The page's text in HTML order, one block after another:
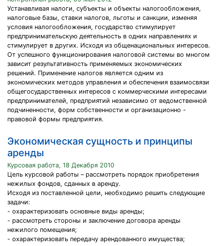
Устанавливая налоги, субъекты и объекты налогообложения,
налоговые базы, ставки налогов, льготы и санкции, изменяя
условия налогообложения, государство стимулирует
предпринимательскую деятельность в одних направлениях и
стимулирует в других. Исходя из общенациональных интересов.
От успешного функционирования налоговой системы во многом
зависит результативность применяемых экономических
решений. Применение налогов является одним из
экономических методов управления и обеспечения взаимосвязи
общегосударственных интересов с коммерческими интересами
предпринимателей, предприятий независимо от ведомственной
подчиненности, форм собственности и организационно -
правовой формы предприятия.
Экономическая сущность и принципы
аренды
Курсовая работа, 18 Декабря 2010
Цель курсовой работы – рассмотреть порядок приобретения
нежилых фондов, сданных в аренду.
Исходя из поставленной цели, необходимо решить следующие
задачи:
- охарактеризовать основные виды аренды;
- рассмотреть стороны и заключение договора аренды
нежилого помещения;
- охарактеризовать передачу арендованного имущества;